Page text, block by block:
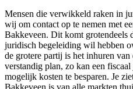
Mensen die verwikkeld raken in
wij om contact op te nemen met
Bakkeveen. Dit komt grotendeels
juridisch begeleiding wil hebben
de grotere partij is het inhuren
verstandig plan, zo kan een
mogelijk kosten te besparen. Je
Bakkeveen is van alle markten